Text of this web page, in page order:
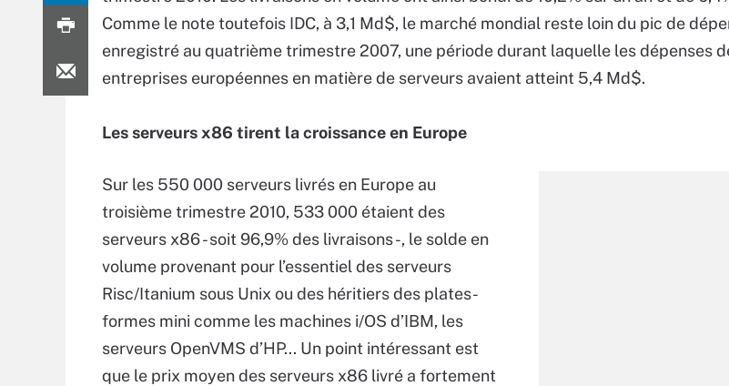
Comme le note toutefois IDC, à 3,1 Md$, le marché mondial reste loin du pic de
enregistré au quatrième trimestre 2007, une période durant laquelle les dépenses
entreprises européennes en matière de serveurs avaient atteint 5,4 Md$.
Les serveurs x86 tirent la croissance en Europe
Sur les 550 000 serveurs livrés en Europe au
troisième trimestre 2010, 533 000 étaient des
serveurs x86 - soit 96,9% des livraisons -, le solde en
volume provenant pour l’essentiel des serveurs
Risc/Itanium sous Unix ou des héritiers des plates-
formes mini comme les machines i/OS d’IBM, les
serveurs OpenVMS d’HP... Un point intéressant est
que le prix moyen des serveurs x86 livré a fortement